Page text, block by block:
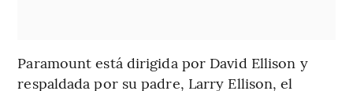
Paramount está dirigida por David Ellison y
respaldada por su padre, Larry Ellison, el